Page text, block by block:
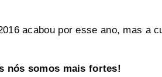
acabou por esse ano, mas a
nós somos mais fortes!